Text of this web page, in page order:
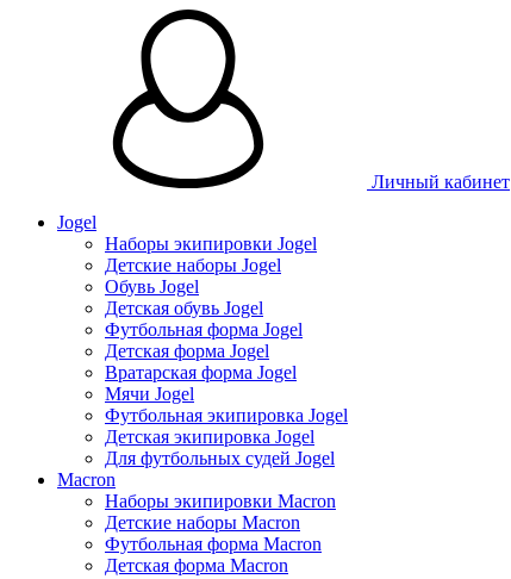
Личный кабинет
Jogel
Наборы экипировки Jogel
Детские наборы Jogel
Обувь Jogel
Детская обувь Jogel
Футбольная форма Jogel
Детская форма Jogel
Вратарская форма Jogel
Мячи Jogel
Футбольная экипировка Jogel
Детская экипировка Jogel
Для футбольных судей Jogel
Macron
Наборы экипировки Macron
Детские наборы Macron
Футбольная форма Macron
Детская форма Macron